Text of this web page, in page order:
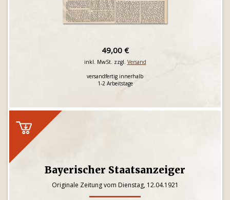
49,00 €
inkl. MwSt. zzgl. Versand
versandfertig innerhalb
1-2 Arbeitstage
Bayerischer Staatsanzeiger
Originale Zeitung vom Dienstag, 12.04.1921